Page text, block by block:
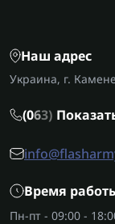
Наш адрес
Украина, г.
(063)
Время
Пн-пт - 09:00 -